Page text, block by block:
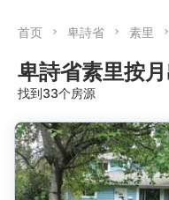
首页 卑詩省 素里
卑詩省素里按
找到33个房源
推荐
日期: 最新日期在前